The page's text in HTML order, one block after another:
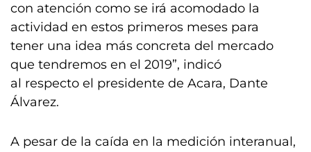
con atención como se irá acomodado la
actividad en estos primeros meses para
tener una idea más concreta del mercado
que tendremos en el 2019”, indicó
al respecto el presidente de Acara, Dante
Álvarez.
A pesar de la caída en la medición interanual,